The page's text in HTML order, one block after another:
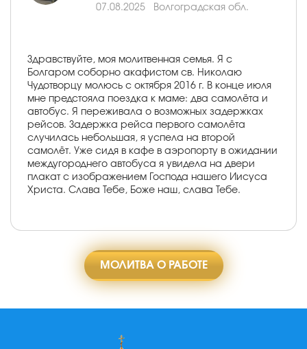
07.08.2025
Волгоградская обл.
Здравствуйте, моя молитвенная семья. Я с
Болгаром соборно акафистом св. Николаю
Чудотворцу молюсь с октября 2016 г. В конце июля
мне предстояла поездка к маме: два самолёта и
автобус. Я переживала о возможных задержках
рейсов. Задержка рейса первого самолёта
случилась небольшая, я успела на второй
самолёт. Уже сидя в кафе в аэропорту в ожидании
междугороднего автобуса я увидела на двери
плакат с изображением Господа нашего Иисуса
Христа. Слава Тебе, Боже наш, слава Тебе.
МОЛИТВА О РАБОТЕ